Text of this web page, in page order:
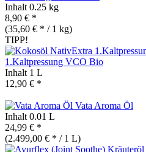
Inhalt 0.25 kg
8,90 € *
(35,60 € * / 1 kg)
TIPP!
1.Kaltpressung VCO Bio
Inhalt 1 L
12,90 € *
Vata Aroma Öl
Inhalt 0.01 L
24,99 € *
(2.499,00 € * / 1 L)